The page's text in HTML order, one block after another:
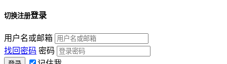
切换注册登录
用户名或邮箱
找回密码 密码